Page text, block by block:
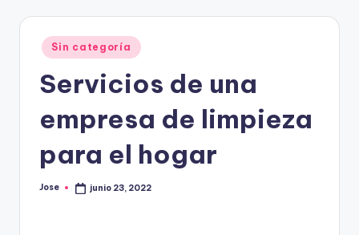
Publicado
en
Sin categoría
Servicios de una
empresa de limpieza
para el hogar
Publicado
Jose junio 23, 2022